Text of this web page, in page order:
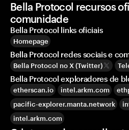
Bella Protocol recursos
comunidade
Bella Protocol links oficiais
Homepage
Bella Protocol redes sociais e
Bella Protocol no X (Twitter)
Bella Protocol exploradores de
etherscan.io intel.arkm.com
pacific-explorer.manta.network
intel.arkm.com